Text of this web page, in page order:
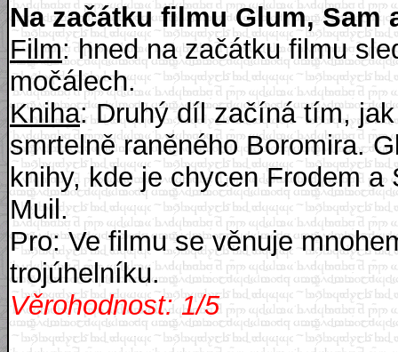
Na začátku filmu Glum, Sam
Film: hned na začátku filmu
močálech.
Kniha: Druhý díl začíná tím,
smrtelně raněného Boromira.
knihy, kde je chycen Frodem
Muil.
Pro: Ve filmu se věnuje
trojúhelníku.
Věrohodnost: 1/5